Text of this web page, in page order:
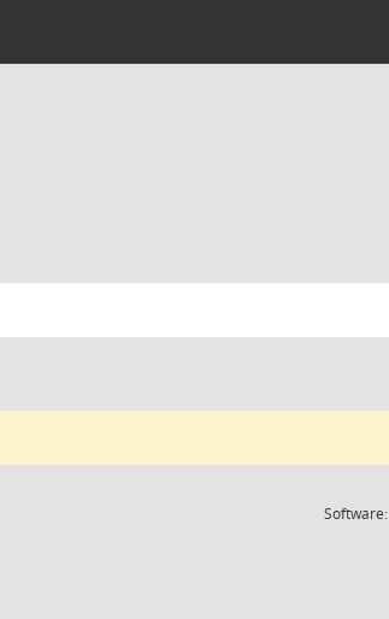
Software: